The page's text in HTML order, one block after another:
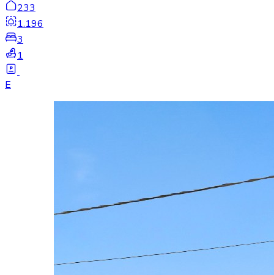
233
1.196
3
1
E